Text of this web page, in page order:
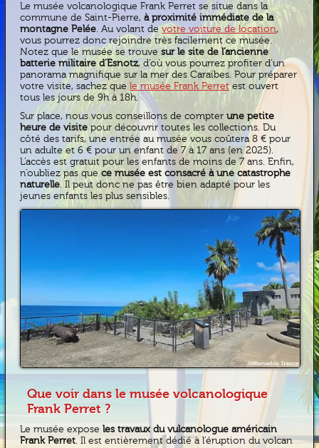
Le musée volcanologique Frank Perret se situe dans la
commune de Saint-Pierre,à proximité immédiate de la
montagne Pelée. Au volant devotre voiture de location,
vous pourrez donc rejoindre très facilement ce musée.
Notez que le musée se trouvesur le site de l’ancienne
batterie militaire d’Esnotz, d’où vous pourrez profiter d’un
panorama magnifique sur la mer des Caraïbes. Pour préparer
votre visite, sachez quele musée Frank Perretest ouvert
tous les jours de 9h à 18h.
Sur place, nous vous conseillons de compterune petite
heure de visitepour découvrir toutes les collections. Du
côté des tarifs, une entrée au musée vous coûtera 8 € pour
un adulte et 6 € pour un enfant de 7 à 17 ans (en 2025).
L’accès est gratuit pour les enfants de moins de 7 ans. Enfin,
n’oubliez pas quece musée est consacré à une catastrophe
naturelle. Il peut donc ne pas être bien adapté pour les
jeunes enfants les plus sensibles.
Que voir dans le musée volcanologique
Frank Perret ?
Le musée exposeles travaux du vulcanologue américain
Frank Perret. Il est entièrement dédié à l’éruption du volcan